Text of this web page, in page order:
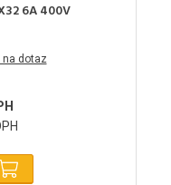
6A 400V
na dotaz